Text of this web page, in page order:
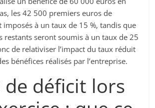
les 42 500 premiers euros de
imposés à un taux de 15 %, tandis que
restants seront soumis à un taux de 25
de relativiser l’impact du taux réduit
bénéfices réalisés par l’entreprise.
de déficit lors